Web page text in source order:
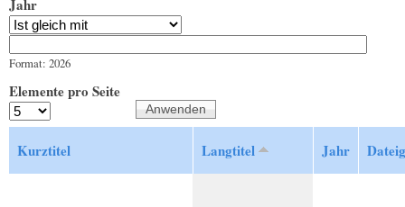
Jahr
Format: 2026
Elemente pro Seite
Kurztitel Langtitel Jahr